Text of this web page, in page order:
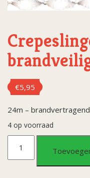
€5,95
24m –
4 op voorraad
Crepeslinger